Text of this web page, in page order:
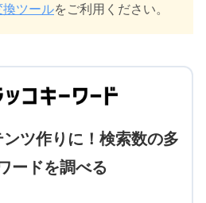
ツールをご利用ください。
ツ作りに！検索数の多
ードを調べる